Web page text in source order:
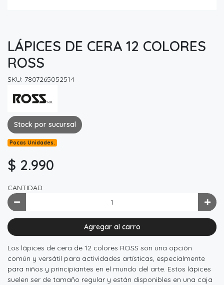
LÁPICES DE CERA 12 COLORES
ROSS
SKU: 7807265052514
Stock por sucursal
Pocas Unidades.
$ 2.990
CANTIDAD
Agregar al carro
Los lápices de cera de 12 colores ROSS son una opción
común y versátil para actividades artísticas, especialmente
para niños y principiantes en el mundo del arte. Estos lápices
suelen ser de tamaño regular y están disponibles en una caja